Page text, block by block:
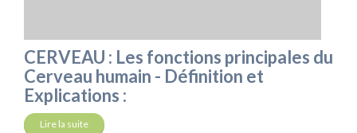
CERVEAU : Les fonctions principales du
Cerveau humain - Définition et
Explications :
Lire la suite